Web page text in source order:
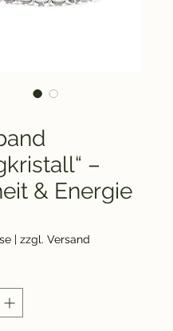
–
& Energie
| zzgl. Versand